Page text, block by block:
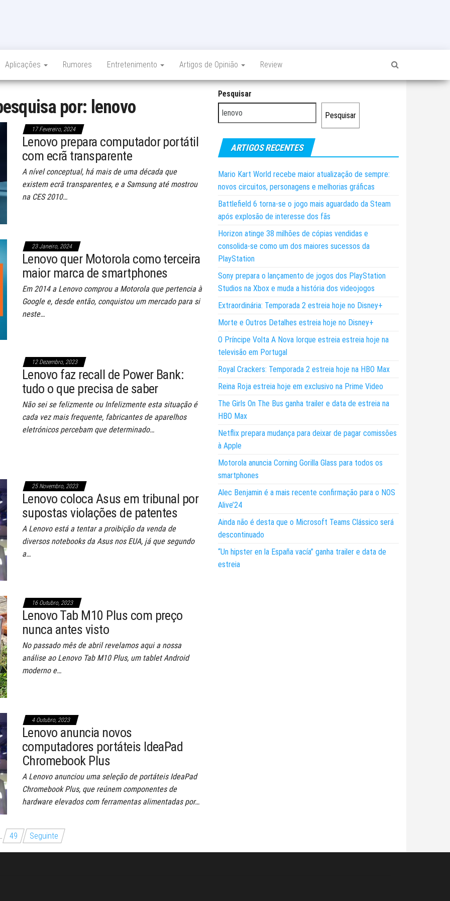
Aplicações Rumores Entretenimento Artigos de Opinião Review
por: lenovo
17 Fevereiro, 2024
Lenovo prepara computador portátil
com ecrã transparente
A nível conceptual, há mais de uma década que
existem ecrã transparentes, e a Samsung até mostrou
na CES 2010…
23 Janeiro, 2024
Lenovo quer Motorola como terceira
maior marca de smartphones
Em 2014 a Lenovo comprou a Motorola que pertencia à
Google e, desde então, conquistou um mercado para si
neste…
12 Dezembro, 2023
Lenovo faz recall de Power Bank:
tudo o que precisa de saber
Não sei se felizmente ou Infelizmente esta situação é
cada vez mais frequente, fabricantes de aparelhos
eletrónicos percebam que determinado…
25 Novembro, 2023
Lenovo coloca Asus em tribunal por
supostas violações de patentes
A Lenovo está a tentar a proibição da venda de
diversos notebooks da Asus nos EUA, já que segundo
a…
16 Outubro, 2023
Lenovo Tab M10 Plus com preço
nunca antes visto
No passado mês de abril revelamos aqui a nossa
análise ao Lenovo Tab M10 Plus, um tablet Android
moderno e…
4 Outubro, 2023
Lenovo anuncia novos
computadores portáteis IdeaPad
Chromebook Plus
A Lenovo anunciou uma seleção de portáteis IdeaPad
Chromebook Plus, que reúnem componentes de
hardware elevados com ferramentas alimentadas por…
49 Seguinte
Pesquisar
Pesquisar
ARTIGOS RECENTES
Mario Kart World recebe maior atualização de sempre:
novos circuitos, personagens e melhorias gráficas
Battlefield 6 torna-se o jogo mais aguardado da Steam
após explosão de interesse dos fãs
Horizon atinge 38 milhões de cópias vendidas e
consolida-se como um dos maiores sucessos da
PlayStation
Sony prepara o lançamento de jogos dos PlayStation
Studios na Xbox e muda a história dos videojogos
Extraordinária: Temporada 2 estreia hoje no Disney+
Morte e Outros Detalhes estreia hoje no Disney+
O Príncipe Volta A Nova Iorque estreia estreia hoje na
televisão em Portugal
Royal Crackers: Temporada 2 estreia hoje na HBO Max
Reina Roja estreia hoje em exclusivo na Prime Video
The Girls On The Bus ganha trailer e data de estreia na
HBO Max
Netflix prepara mudança para deixar de pagar comissões
à Apple
Motorola anuncia Corning Gorilla Glass para todos os
smartphones
Alec Benjamin é a mais recente confirmação para o NOS
Alive’24
Ainda não é desta que o Microsoft Teams Clássico será
descontinuado
“Un hipster en la España vacía” ganha trailer e data de
estreia